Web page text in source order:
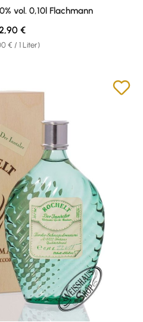
von 5 von 5 Sternen
vol. 0,10l Flachmann
€ / 1 Liter)
Preis:
€